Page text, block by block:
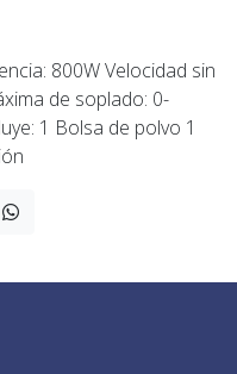
800W Velocidad sin
de soplado: 0-
1 Bolsa de polvo 1